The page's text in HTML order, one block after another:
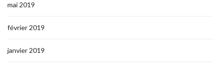
mai 2019
février 2019
janvier 2019